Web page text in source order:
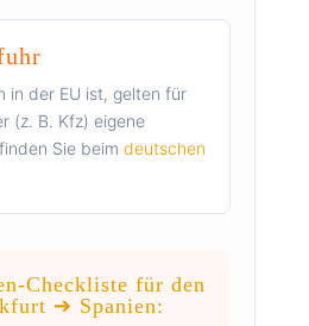
in der EU ist, gelten für
(z. B. Kfz) eigene
Sie beim deutschen
Checkliste für den
➔ Spanien: